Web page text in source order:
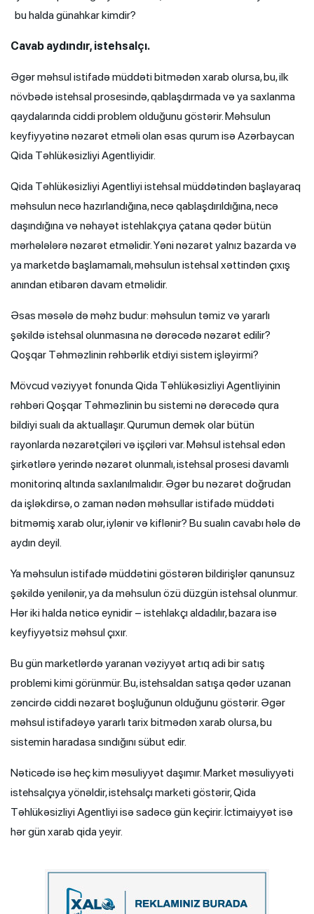
bu halda günahkar kimdir?
Cavab aydındır, istehsalçı.
Əgər məhsul istifadə müddəti bitmədən xarab olursa, bu, ilk
növbədə istehsal prosesində, qablaşdırmada və ya saxlanma
qaydalarında ciddi problem olduğunu göstərir. Məhsulun
keyfiyyətinə nəzarət etməli olan əsas qurum isə Azərbaycan
Qida Təhlükəsizliyi Agentliyidir.
Qida Təhlükəsizliyi Agentliyi istehsal müddətindən başlayaraq
məhsulun necə hazırlandığına, necə qablaşdırıldığına, necə
daşındığına və nəhayət istehlakçıya çatana qədər bütün
mərhələlərə nəzarət etməlidir. Yəni nəzarət yalnız bazarda və
ya marketdə başlamamalı, məhsulun istehsal xəttindən çıxış
anından etibarən davam etməlidir.
Əsas məsələ də məhz budur: məhsulun təmiz və yararlı
şəkildə istehsal olunmasına nə dərəcədə nəzarət edilir?
Qoşqar Təhməzlinin rəhbərlik etdiyi sistem işləyirmi?
Mövcud vəziyyət fonunda Qida Təhlükəsizliyi Agentliyinin
rəhbəri Qoşqar Təhməzlinin bu sistemi nə dərəcədə qura
bildiyi sualı da aktuallaşır. Qurumun demək olar bütün
rayonlarda nəzarətçiləri və işçiləri var. Məhsul istehsal edən
şirkətlərə yerində nəzarət olunmalı, istehsal prosesi davamlı
monitorinq altında saxlanılmalıdır. Əgər bu nəzarət doğrudan
da işləkdirsə, o zaman nədən məhsullar istifadə müddəti
bitməmiş xarab olur, iylənir və kiflənir? Bu sualın cavabı hələ də
aydın deyil.
Ya məhsulun istifadə müddətini göstərən bildirişlər qanunsuz
şəkildə yenilənir, ya da məhsulun özü düzgün istehsal olunmur.
Hər iki halda nəticə eynidir – istehlakçı aldadılır, bazara isə
keyfiyyətsiz məhsul çıxır.
Bu gün marketlərdə yaranan vəziyyət artıq adi bir satış
problemi kimi görünmür. Bu, istehsaldan satışa qədər uzanan
zəncirdə ciddi nəzarət boşluğunun olduğunu göstərir. Əgər
məhsul istifadəyə yararlı tarix bitmədən xarab olursa, bu
sistemin haradasa sındığını sübut edir.
Nəticədə isə heç kim məsuliyyət daşımır. Market məsuliyyəti
istehsalçıya yönəldir, istehsalçı marketi göstərir, Qida
Təhlükəsizliyi Agentliyi isə sadəcə gün keçirir. İctimaiyyət isə
hər gün xarab qida yeyir.